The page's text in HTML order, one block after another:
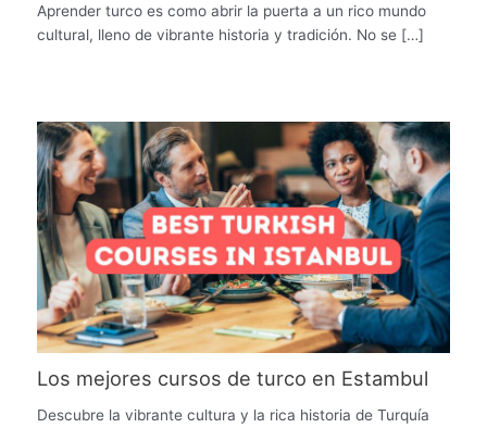
Aprender turco es como abrir la puerta a un rico mundo
cultural, lleno de vibrante historia y tradición. No se […]
Los mejores cursos de turco en Estambul
Descubre la vibrante cultura y la rica historia de Turquía